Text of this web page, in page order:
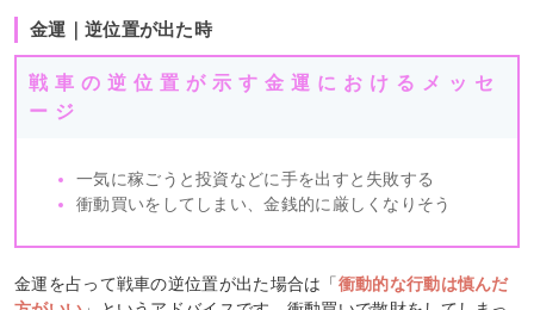
金運｜逆位置が出た時
戦車の逆位置が示す金運におけるメッセ
ージ
一気に稼ごうと投資などに手を出すと失敗する
衝動買いをしてしまい、金銭的に厳しくなりそう
金運を占って戦車の逆位置が出た場合は「衝動的な行動は慎んだ